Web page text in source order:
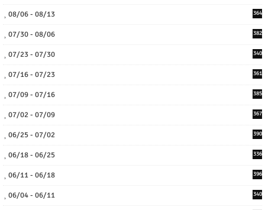
08/06 - 08/13 364
07/30 - 08/06 382
07/23 - 07/30 340
07/16 - 07/23 361
07/09 - 07/16 385
07/02 - 07/09 367
06/25 - 07/02 390
06/18 - 06/25 336
06/11 - 06/18 396
06/04 - 06/11 340